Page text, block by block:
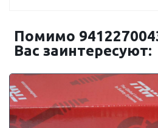
Помимо
Вас заинтересуют: